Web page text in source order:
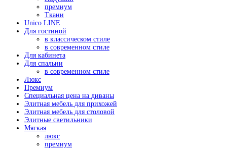
премиум
Ткани
Unico LINE
Для гостиной
в классическом стиле
в современном стиле
Для кабинета
Для спальни
в современном стиле
Люкс
Премиум
Специальная цена на диваны
Элитная мебель для прихожей
Элитная мебель для столовой
Элитные светильники
Мягкая
люкс
премиум